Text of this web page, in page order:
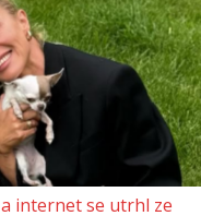
internet se utrhl ze